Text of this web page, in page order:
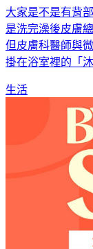
大家是不是有背
是洗完澡後皮膚
但皮膚科醫師與
掛在浴室裡的「
生活